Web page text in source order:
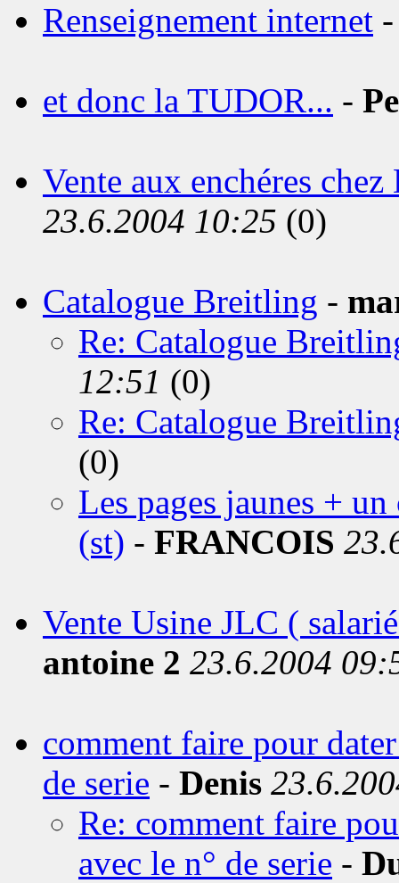
Renseignement internet
et donc la TUDOR... -
Vente aux enchéres
23.6.2004 10:25 (0)
Catalogue Breitling -
Re: Catalogue
12:51 (0)
Re: Catalogue
(0)
Les pages jaunes +
(st) - FRANCOIS
Vente Usine JLC (
antoine 2 23.6.2004
comment faire pour
de serie - Denis
Re: comment faire
avec le n° de serie -